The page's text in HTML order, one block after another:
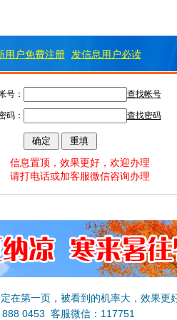
用户免费注册 发信息用户必读
号： 查找帐号
码： 查找密码
信息置顶，效果更好，欢迎办理
请打电话或加客服微信咨询办理
在第一页，被看到的机率大，效果更
0453 客服微信：117751